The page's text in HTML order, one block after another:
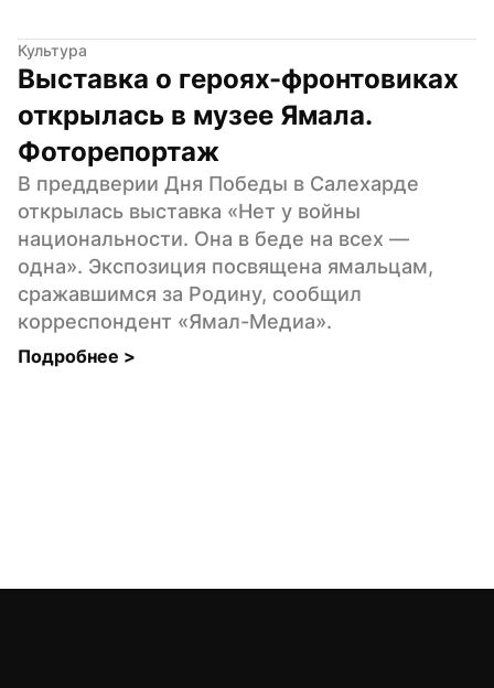
Культура
Выставка о героях-фронтовиках
открылась в музее Ямала.
Фоторепортаж
В преддверии Дня Победы в Салехарде
открылась выставка «Нет у войны
национальности. Она в беде на всех —
одна». Экспозиция посвящена ямальцам,
сражавшимся за Родину, сообщил
корреспондент «Ямал-Медиа».
Подробнее >